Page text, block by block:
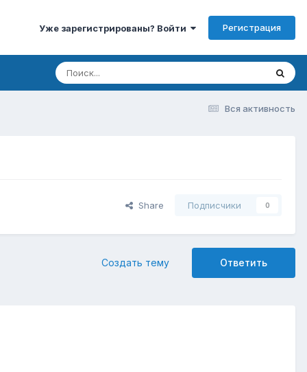
Уже зарегистрированы? Войти Регистрация
Вся активность
Share Подписчики 0
Ответить
Создать тему